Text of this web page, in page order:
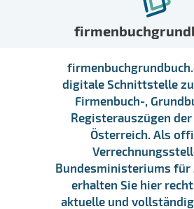
digitale Schnittstelle
Firmenbuch-,
Registerauszügen
Österreich. Als
Bundesministeriums für
erhalten Sie hier
aktuelle und